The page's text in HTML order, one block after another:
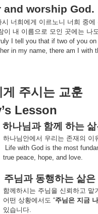
and worship God.
시 너희에게 이르노니 너희 중에
이 내 이름으로 모인 곳에는 나
I tell you that if two of you
in my name, there am I with
주시는 교훈
Lesson
하나님과 함께 하는
하나님안에서 우리는 존재의 이
Life with God is the most
true peace, hope, and love.
주님과 동행하는 삶은
함께하시는 주님을 신뢰하고 맡
어떤 상황에서도 “주님은 지금
있습니다.